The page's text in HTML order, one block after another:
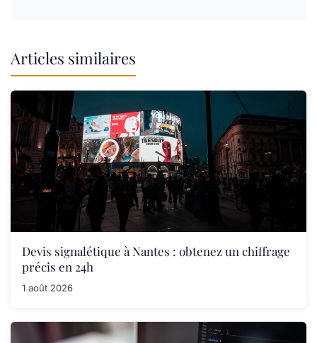
Articles similaires
Devis signalétique à Nantes : obtenez un chiffrage
précis en 24h
1 août 2026